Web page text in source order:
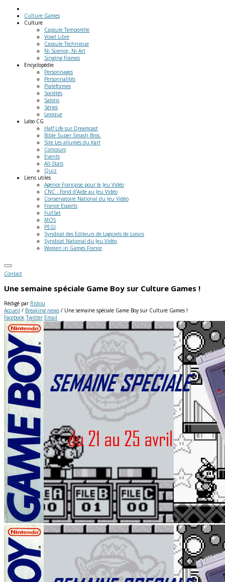
Culture Games
Culture
Capsule Temporelle
Voxel Libre
Capsule Technique
Ni Science, Ni Art
Singing Frames
Encyclopédie
Personnages
Personnalités
Plateformes
Sociétés
Salons
Séries
Lexique
Labo CG
Half Life sur Dreamcast
Bible Super Smash Bros.
Site Les allumés du Kart
Concours
Events
All-Stars
Quiz
Liens utiles
Agence Française pour le Jeu Vidéo
CNC : Fond d'Aide au Jeu Vidéo
Conservatoire National du Jeu Vidéo
France Esports
FullSet
MO5
PEGI
Syndicat des Editeurs de Logiciels de Loisirs
Syndicat National du Jeu Vidéo
Women in Games France
Contact
Une semaine spéciale Game Boy sur Culture Games !
Rédigé par Ristou
Accueil / Breaking news / Une semaine spéciale Game Boy sur Culture Games !
Facebook Twitter Email